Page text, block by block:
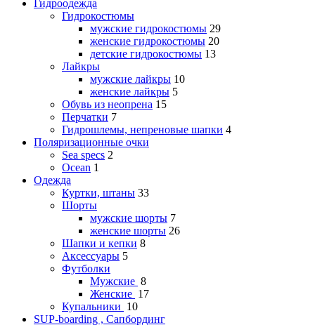
Гидроодежда
Гидрокостюмы
мужские гидрокостюмы 29
женские гидрокостюмы 20
детские гидрокостюмы 13
Лайкры
мужские лайкры 10
женские лайкры 5
Обувь из неопрена 15
Перчатки 7
Гидрошлемы, непреновые шапки 4
Поляризационные очки
Sea specs 2
Ocean 1
Одежда
Куртки, штаны 33
Шорты
мужские шорты 7
женские шорты 26
Шапки и кепки 8
Аксессуары 5
Футболки
Мужские 8
Женские 17
Купальники 10
SUP-boarding , Сапбординг